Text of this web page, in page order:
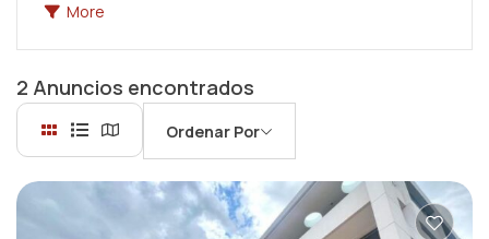
More
2 Anuncios encontrados
Ordenar Por